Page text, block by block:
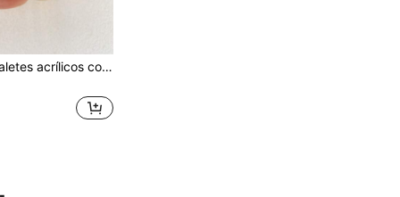
4 piezas de brazaletes acrílicos con textura de ámbar vintage para mujeres, de moda y versátiles, adecuados para uso diario. (Debido a la iluminación y el ángulo durante la fotografía, puede haber ligeras diferencias de color entre el producto real y la imagen)